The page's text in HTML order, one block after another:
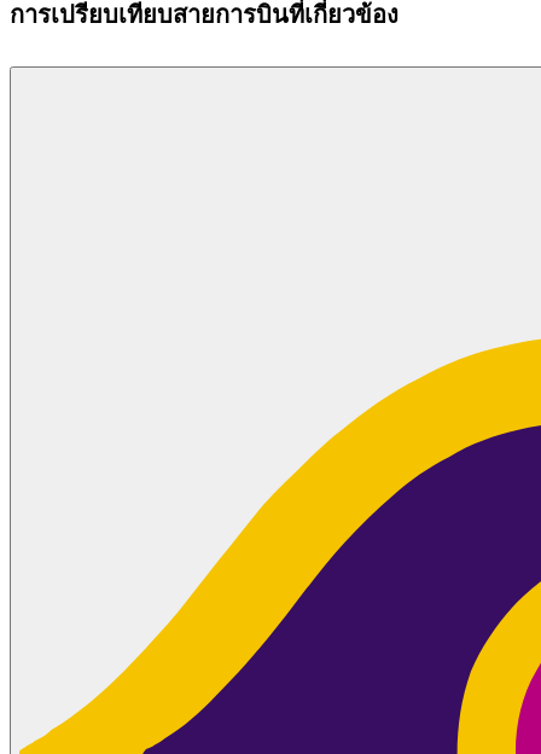
การเปรียบเทียบสายการบินที่เกี่ยวข้อง